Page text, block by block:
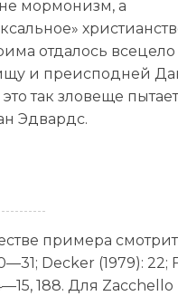
не мормонизм, а
отдалось всецело
и преисподней
так зловеще
Эдвардс.
примера
Decker (1979): 22;
188. Для Zacchello